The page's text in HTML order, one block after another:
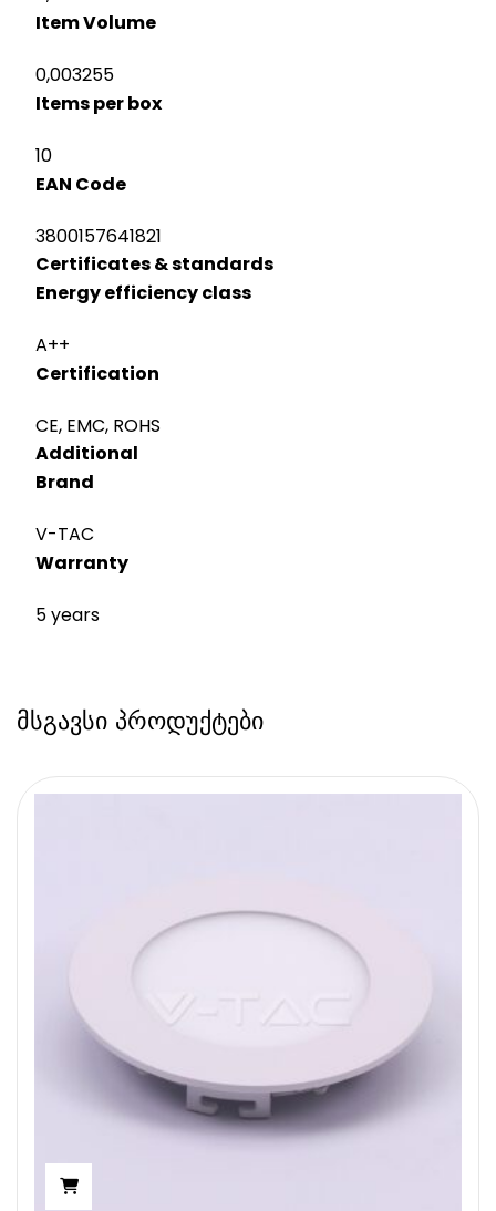
Item Volume
0,003255
Items per box
10
EAN Code
3800157641821
Certificates & standards
Energy efficiency class
A++
Certification
CE, EMC, ROHS
Additional
Brand
V-TAC
Warranty
5 years
მსგავსი პროდუქტები